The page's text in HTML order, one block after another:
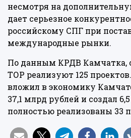
несмотря на
дает серьезное
российскому СПГ при
международные рынки.
По данным КРДВ Камчатка,
ТОР реализуют 125
вложил в экономику
37,1 млрд рублей и создал
полностью реализованы 33